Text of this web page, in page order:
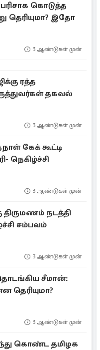
கொடுத்த
தெரியுமா? இதோ
3 ஆண்டுகள் முன்
ரத்த
தகவல்
3 ஆண்டுகள் முன்
கேக் கூட்டி
நெகிழ்ச்சி
3 ஆண்டுகள் முன்
திருமணம் நடத்தி
சம்பவம்
3 ஆண்டுகள் முன்
சீமான்:
தெரியுமா?
3 ஆண்டுகள் முன்
கொண்ட தமிழக